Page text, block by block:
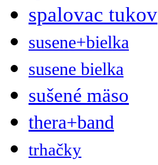
spalovac tukov
susene+bielka
susene bielka
sušené mäso
thera+band
trhačky